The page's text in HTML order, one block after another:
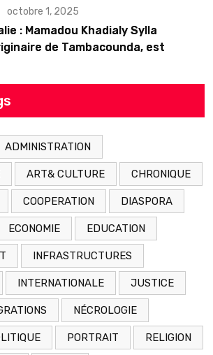
octobre 1, 2025
: Mamadou Khadialy Sylla
de Tambacounda, est
ADMINISTRATION
ART& CULTURE CHRONIQUE
COOPERATION DIASPORA
ECONOMIE EDUCATION
INFRASTRUCTURES
INTERNATIONALE JUSTICE
NÉCROLOGIE
PORTRAIT RELIGION